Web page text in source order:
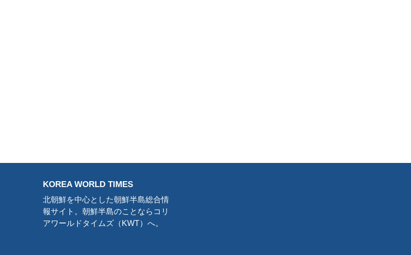
KOREA WORLD TIMES
北朝鮮を中心とした朝鮮半島総合情
報サイト。朝鮮半島のことならコリ
アワールドタイムズ（KWT）へ。